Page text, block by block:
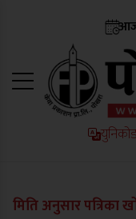
आज
मिति अनुसार पत्रिका